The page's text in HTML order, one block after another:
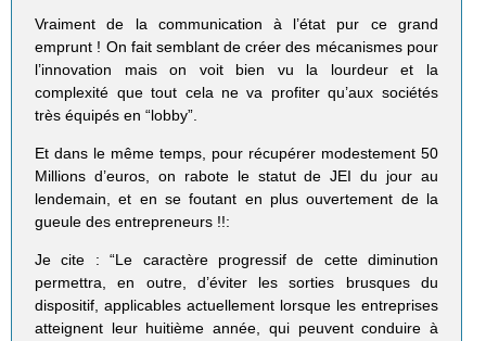
Vraiment de la communication à l’état pur ce grand
emprunt ! On fait semblant de créer des mécanismes pour
l’innovation mais on voit bien vu la lourdeur et la
complexité que tout cela ne va profiter qu’aux sociétés
très équipés en “lobby”.
Et dans le même temps, pour récupérer modestement 50
Millions d’euros, on rabote le statut de JEI du jour au
lendemain, et en se foutant en plus ouvertement de la
gueule des entrepreneurs !!:
Je cite : “Le caractère progressif de cette diminution
permettra, en outre, d’éviter les sorties brusques du
dispositif, applicables actuellement lorsque les entreprises
atteignent leur huitième année, qui peuvent conduire à